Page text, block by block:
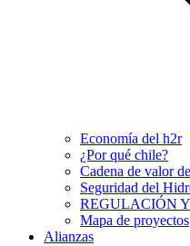
Economía del h2r
¿Por qué chile?
Cadena de valor
Seguridad del
REGULACIÓN
Mapa de proyectos
Alianzas